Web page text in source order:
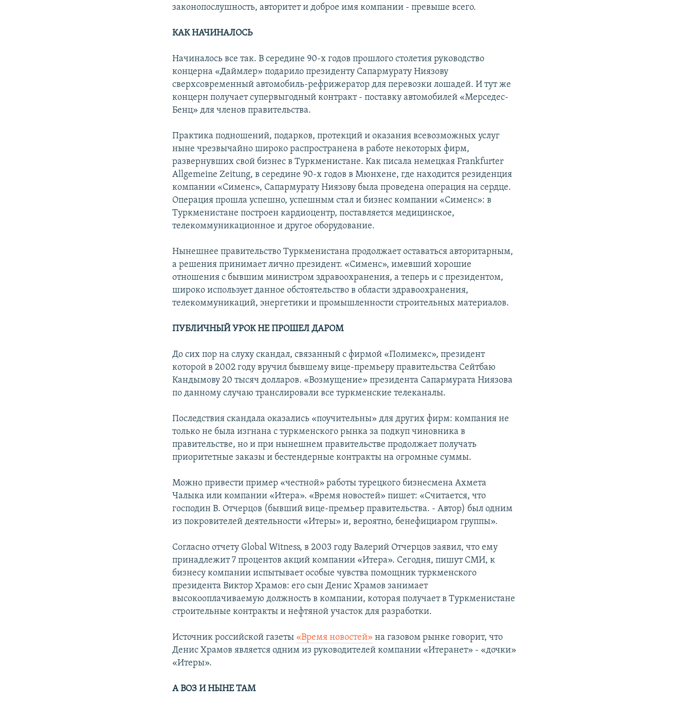
законопослушность, авторитет и доброе имя компании - превыше всего.
КАК НАЧИНАЛОСЬ
Начиналось все так. В середине 90-х годов прошлого столетия руководство
концерна «Даймлер» подарило президенту Сапармурату Ниязову
сверхсовременный автомобиль-рефрижератор для перевозки лошадей. И тут же
концерн получает супервыгодный контракт - поставку автомобилей «Мерседес-
Бенц» для членов правительства.
Практика подношений, подарков, протекций и оказания всевозможных услуг
ныне чрезвычайно широко распространена в работе некоторых фирм,
развернувших свой бизнес в Туркменистане. Как писала немецкая Frankfurter
Allgemeine Zeitung, в середине 90-х годов в Мюнхене, где находится резиденция
компании «Сименс», Сапармурату Ниязову была проведена операция на сердце.
Операция прошла успешно, успешным стал и бизнес компании «Сименс»: в
Туркменистане построен кардиоцентр, поставляется медицинское,
телекоммуникационное и другое оборудование.
Нынешнее правительство Туркменистана продолжает оставаться авторитарным,
а решения принимает лично президент. «Сименс», имевший хорошие
отношения с бывшим министром здравоохранения, а теперь и с президентом,
широко использует данное обстоятельство в области здравоохранения,
телекоммуникаций, энергетики и промышленности строительных материалов.
ПУБЛИЧНЫЙ УРОК НЕ ПРОШЕЛ ДАРОМ
До сих пор на слуху скандал, связанный с фирмой «Полимекс», президент
которой в 2002 году вручил бывшему вице-премьеру правительства Сейтбаю
Кандымову 20 тысяч долларов. «Возмущение» президента Сапармурата Ниязова
по данному случаю транслировали все туркменские телеканалы.
Последствия скандала оказались «поучительны» для других фирм: компания не
только не была изгнана с туркменского рынка за подкуп чиновника в
правительстве, но и при нынешнем правительстве продолжает получать
приоритетные заказы и бестендерные контракты на огромные суммы.
Можно привести пример «честной» работы турецкого бизнесмена Ахмета
Чалыка или компании «Итера». «Время новостей» пишет: «Считается, что
господин В. Отчерцов (бывший вице-премьер правительства. - Автор) был одним
из покровителей деятельности «Итеры» и, вероятно, бенефициаром группы».
Согласно отчету Global Witness, в 2003 году Валерий Отчерцов заявил, что ему
принадлежит 7 процентов акций компании «Итера». Сегодня, пишут СМИ, к
бизнесу компании испытывает особые чувства помощник туркменского
президента Виктор Храмов: его сын Денис Храмов занимает
высокооплачиваемую должность в компании, которая получает в Туркменистане
строительные контракты и нефтяной участок для разработки.
Источник российской газеты «Время новостей» на газовом рынке говорит, что
Денис Храмов является одним из руководителей компании «Итеранет» - «дочки»
«Итеры».
А ВОЗ И НЫНЕ ТАМ